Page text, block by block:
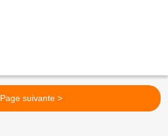
Page suivante >